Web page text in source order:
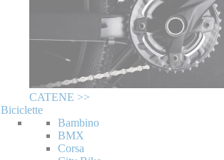
CATENE >>
Biciclette
Bambino
BMX
Corsa